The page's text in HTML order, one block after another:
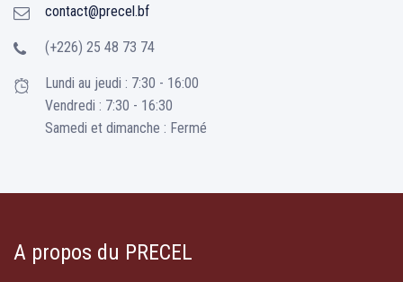
contact@precel.bf
(+226) 25 48 73 74
Lundi au jeudi : 7:30 - 16:00
Vendredi : 7:30 - 16:30
Samedi et dimanche : Fermé
A propos du PRECEL